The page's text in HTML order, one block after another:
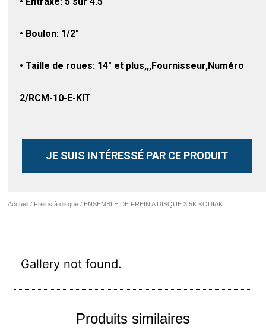
Accueil / Freins à disque / ENSEMBLE DE FREIN A DISQUE 3,5K KODIAK
Gallery not found.
• Boulon: 1/2″
• Taille de roues: 14″ et plus,,,Fournisseur,Numéro
2/RCM-10-E-KIT
JE SUIS INTÉRESSÉ PAR CE PRODUIT
Produits similaires